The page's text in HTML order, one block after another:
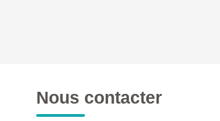
TAXE FONCIÈRE
Nous contacter